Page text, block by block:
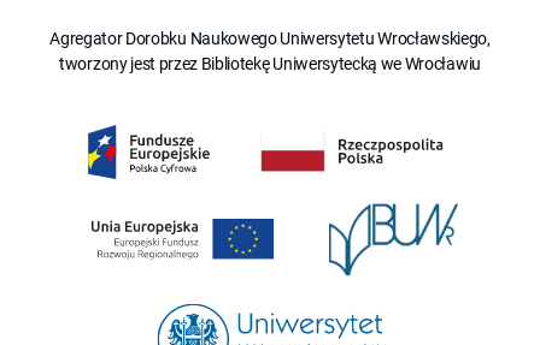
Agregator Dorobku Naukowego Uniwersytetu Wrocławskiego,
tworzony jest przez Bibliotekę Uniwersytecką we Wrocławiu